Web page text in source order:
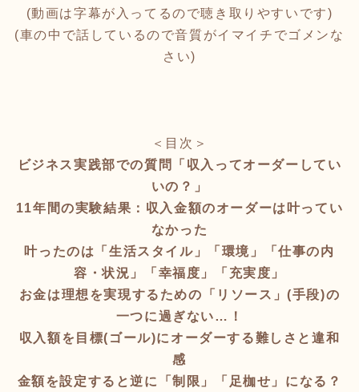
(動画は字幕が入ってるので聴き取りやすいです)
(車の中で話しているので音質がイマイチでゴメンな
さい)
＜目次＞
ビジネス実践部での質問「収入ってオーダーしてい
いの？」
11年間の実験結果：収入金額のオーダーは叶ってい
なかった
叶ったのは「生活スタイル」「環境」「仕事の内
容・状況」「幸福度」「充実度」
お金は理想を実現するための「リソース」(手段)の
一つに過ぎない…！
収入額を目標(ゴール)にオーダーする難しさと違和
感
金額を設定すると逆に「制限」「足枷せ」になる？